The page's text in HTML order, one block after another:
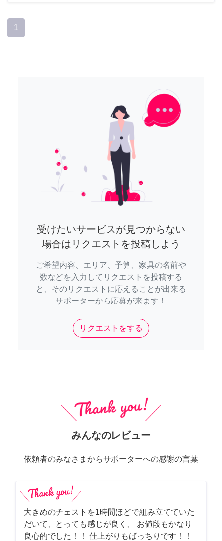
1
受けたいサービスが見つからない
場合はリクエストを投稿しよう
ご希望内容、エリア、予算、家具の名前や
数などを入力してリクエストを投稿する
と、そのリクエストに応えることが出来る
サポーターから応募が来ます！
リクエストをする
みんなのレビュー
依頼者のみなさまからサポーターへの感謝の言葉
大きめのチェストを1時間ほどで組み立てていた
だいて、とっても感じが良く、 お値段もかなり
良心的でした！！ 仕上がりもばっちりです！！